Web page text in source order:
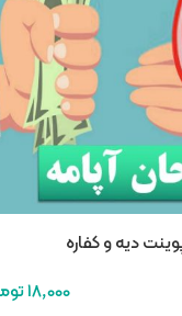
دیه و کفاره
18,000 تومان